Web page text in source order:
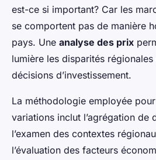
est-ce si important? Car les
se comportent pas de manière
pays. Une analyse des prix
lumière les disparités
décisions d’investissement.
La méthodologie employée
variations inclut l’agrégation de
l’examen des contextes
l’évaluation des facteurs